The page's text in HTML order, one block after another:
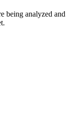
being analyzed and